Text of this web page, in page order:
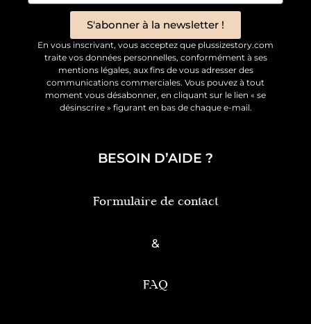
S'abonner à la newsletter !
En vous inscrivant, vous acceptez que plussizestory.com
traite vos données personnelles, conformément à ses
mentions légales, aux fins de vous adresser des
communications commerciales. Vous pouvez à tout
moment vous désabonner, en cliquant sur le lien « se
désinscrire » figurant en bas de chaque e-mail.
BESOIN D’AIDE ?
Formulaire de contact
&
FAQ